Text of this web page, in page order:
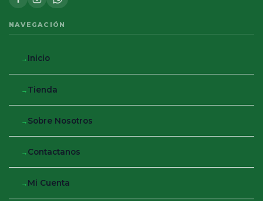
NAVEGACIÓN
Inicio
Tienda
Sobre Nosotros
Contactanos
Mi Cuenta